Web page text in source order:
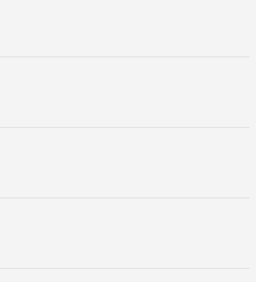
南手冊，適用於所有想要心靈與
靈修、瑜伽士
是一名以女性科學研究家身
難望項背，她扎實的經歷已經